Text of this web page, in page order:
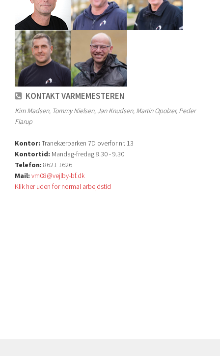
KONTAKT VARMEMESTEREN
Kim Madsen, Tommy Nielsen, Jan Knudsen, Martin Opolzer, Peder
Flarup
Kontor: Tranekærparken 7D overfor nr. 13
Kontortid: Mandag-fredag 8.30 - 9.30
Telefon: 8621 1626
Mail: vm08@vejlby-bf.dk
Klik her uden for normal arbejdstid